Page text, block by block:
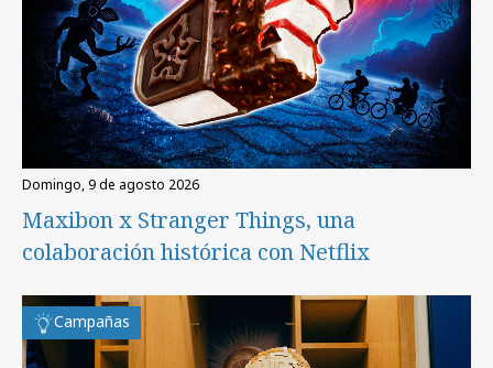
domingo, 9 de agosto 2026
Maxibon x Stranger Things, una
colaboración histórica con Netflix
Campañas